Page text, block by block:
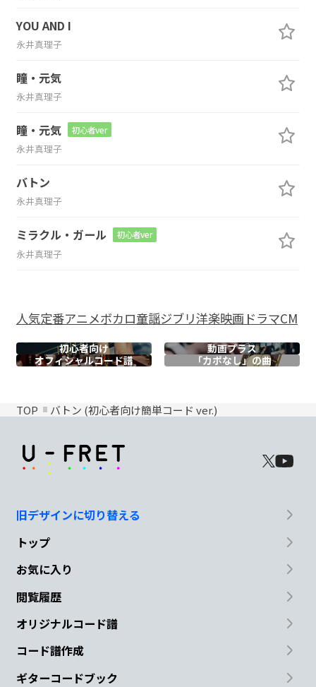
YOU AND I
永井真理子
瞳・元気
永井真理子
瞳・元気 初心者ver
永井真理子
バトン
永井真理子
ミラクル・ガール 初心者ver
永井真理子
人気定番アニメボカロ童謡ジブリ洋楽映画ドラマCM
初心者向け
動画プラス
オフィシャルコード譜 「カポなし」の曲
TOP バトン (初心者向け簡単コード ver.)
旧デザインに切り替える
トップ
お気に入り
閲覧履歴
オリジナルコード譜
コード譜作成
ギターコードブック